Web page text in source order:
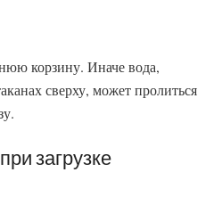
корзину. Иначе вода,
сверху, может пролиться
загрузке